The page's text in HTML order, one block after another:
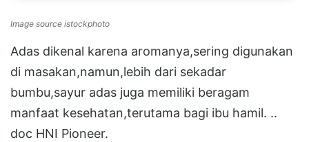
Image source istockphoto
Adas dikenal karena aromanya,sering digunakan
di masakan,namun,lebih dari sekadar
bumbu,sayur adas juga memiliki beragam
manfaat kesehatan,terutama bagi ibu hamil. ..
doc HNI Pioneer.